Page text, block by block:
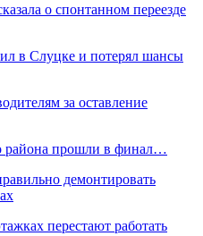
о спонтанном переезде
в Слуцке и потерял шансы
за оставление
района прошли в финал…
демонтировать
перестают работать